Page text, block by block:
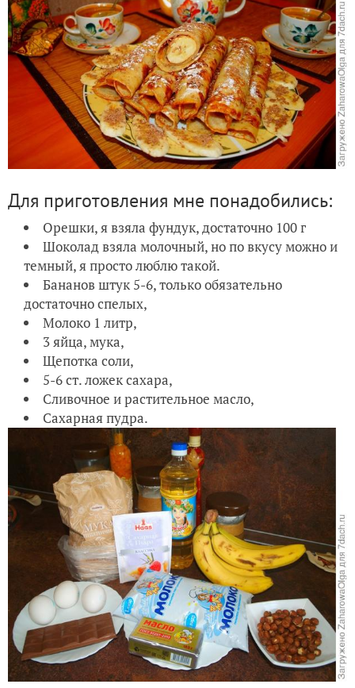
Для приготовления мне понадобились:
Орешки, я взяла фундук, достаточно 100 г
Шоколад взяла молочный, но по вкусу можно и
темный, я просто люблю такой.
Бананов штук 5-6, только обязательно
достаточно спелых,
Молоко 1 литр,
3 яйца, мука,
Щепотка соли,
5-6 ст. ложек сахара,
Сливочное и растительное масло,
Сахарная пудра.